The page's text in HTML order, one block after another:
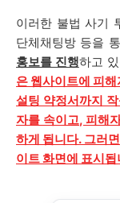
이러한 불법 사기
단체채팅방 등을
홍보를 진행하고
은 웹사이트에 피
설팅 약정서까지
자를 속이고, 피해
하게 됩니다. 그러
이트 화면에 표시